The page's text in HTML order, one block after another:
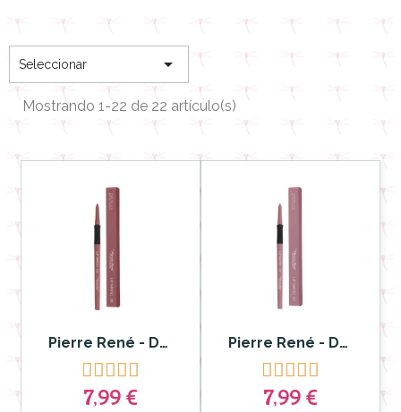
Seleccionar 
Mostrando 1-22 de 22 artículo(s)
Pierre René - Delineador y Labial Lip Matic nº 21

7,99 €
Pierre René - Delineador de labios Lip Matic nº 07

7,99 €